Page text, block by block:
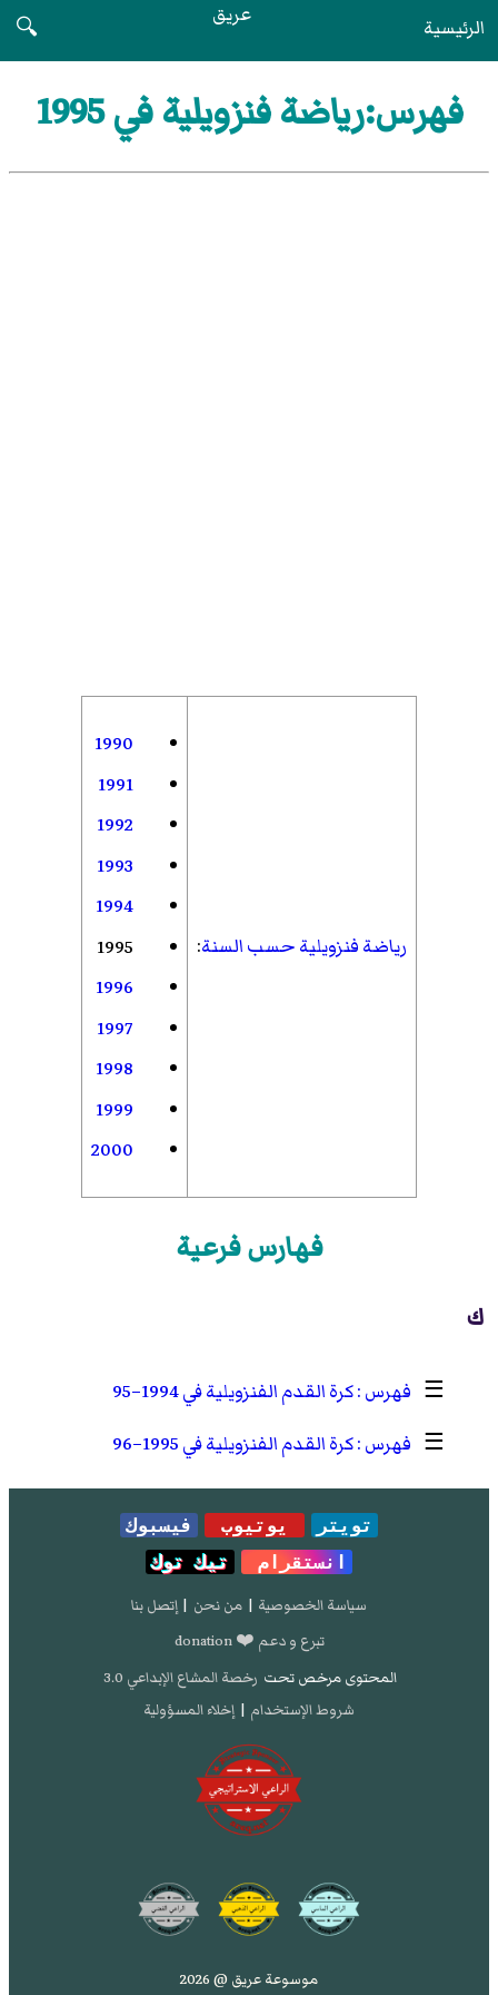
الرئيسية عريق
🔍
فهرس:رياضة فنزويلية في 1995
رياضة فنزويلية حسب السنة:
1990
1991
1992
1993
1994
1995
1996
1997
1998
1999
2000
فهارس فرعية
ك
☰
كرة القدم الفنزويلية في 1994–95
☰
كرة القدم الفنزويلية في 1995–96
تويتر يوتيوب
فيسبوك
انستقرام
تيك توك
سياسة الخصوصية | من نحن | إتصل بنا
تبرع و دعم ❤️ donation
المحتوى مرخص تحت رخصة المشاع الإبداعي 3.0
شروط الإستخدام | إخلاء المسؤولية
موسوعة عريق @ 2026